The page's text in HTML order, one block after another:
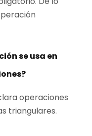
se usa en
operaciones
triangulares.